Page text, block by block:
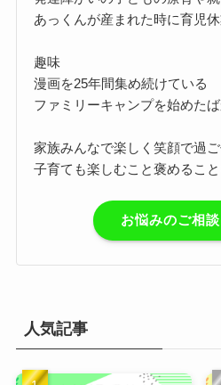
あっくんが産まれた時に育児
趣味
漫画を25年間集め続けている
ファミリーキャンプを始めたば
家族みんなで楽しく笑顔で過
子育ても楽しむこと褒めるこ
お悩みのご相
人気記事